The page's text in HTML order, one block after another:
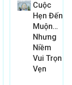
Cuộc
Hẹn Đến
Muộn…
Nhưng
Niềm
Vui Trọn
Vẹn